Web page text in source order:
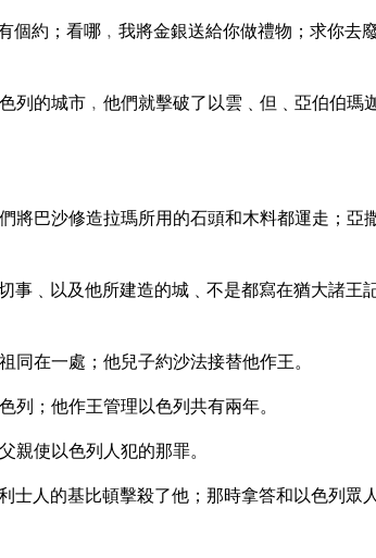
約；看哪﹐我將金銀送給你做禮物；求你去
列的城市﹐他們就擊破了以雲﹑但﹑亞伯伯瑪
將巴沙修造拉瑪所用的石頭和木料都運走；亞
事﹑以及他所建造的城﹑不是都寫在猶大諸王
在一處；他兒子約沙法接替他作王。
；他作王管理以色列共有兩年。
使以色列人犯的那罪。
士人的基比頓擊殺了他；那時拿答和以色列眾